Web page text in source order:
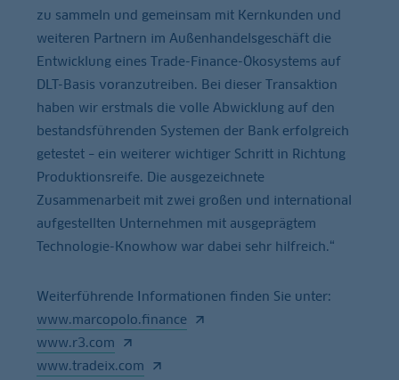
zu sammeln und gemeinsam mit Kernkunden und
weiteren Partnern im Außenhandelsgeschäft die
Entwicklung eines Trade-Finance-Ökosystems auf
DLT-Basis voranzutreiben. Bei dieser Transaktion
haben wir erstmals die volle Abwicklung auf den
bestandsführenden Systemen der Bank erfolgreich
getestet – ein weiterer wichtiger Schritt in Richtung
Produktionsreife. Die ausgezeichnete
Zusammenarbeit mit zwei großen und international
aufgestellten Unternehmen mit ausgeprägtem
Technologie-Knowhow war dabei sehr hilfreich.“
Weiterführende Informationen finden Sie unter:
www.marcopolo.finance
www.r3.com
www.tradeix.com